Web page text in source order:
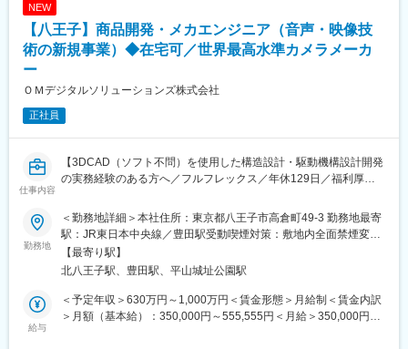
■職務内容：
空調用スクロール圧縮機あるいは冷凍用スクロール圧縮機の開発
■具体的には：
や流体解析などのツールを活用し、製品の要求に合わせた性能向
上や信頼性確保のための機構設計や仕様最適化設計を行い、試作
ジェクトを担当します。
空調用圧縮機もしくは冷凍機用圧縮機のいずれかの開発に従事い
ただく予定です。入社直後は既存製品の改良やバージョンアップ
に関する業務を対応いただき、将来的にフルモデルチェンジのプ
ロジェクトにも従事いただく可能性もあります。
携わった圧縮機は、商業施設、オフィスの空調機器や、コンビニ
エンスストア、スーパーの冷凍・冷蔵機器に搭載されます。圧縮
機は製品機器の内部に設置してあるため、街中で直接見ることは
NEW
【八王子】商品開発・メカエンジニア（音声・映像技
術の新規事業）◆在宅可／世界最高水準カメラメーカ
ー
ＯＭデジタルソリューションズ株式会社
正社員
仕事内容
【3DCAD（ソフト不問）を使用した構造設計・駆動機構設計開発
の実務経験のある方へ／フルフレックス／年休129日／福利厚生
■業務内容：
新規事業の立ち上げにおいて、メカ設計開発および外部パートナ
ーを活用した開発・製造推進を担っていただきます。
■業務詳細：
◇製造委託先、開発委託先の評価・選定
・製造委託先の探索・選定、マネジメント業務
勤務地
＜勤務地詳細＞本社住所：東京都八王子市高倉町49-3 勤務地最寄
駅：JR東日本中央線／豊田駅受動喫煙対策：敷地内全面禁煙変更
の範囲：会社の定める事業所（リモートワーク含む）
【最寄り駅】
北八王子駅、豊田駅、平山城址公園駅
給与
＜予定年収＞630万円～1,000万円＜賃金形態＞月給制＜賃金内訳
＞月額（基本給）：350,000円～555,555円＜月給＞350,000円～